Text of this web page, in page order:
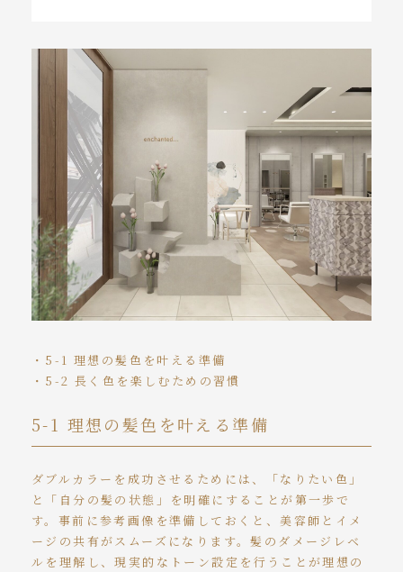
・5-1 理想の髪色を叶える準備
・5-2 長く色を楽しむための習慣
5-1 理想の髪色を叶える準備
ダブルカラーを成功させるためには、「なりたい色」
と「自分の髪の状態」を明確にすることが第一歩で
す。事前に参考画像を準備しておくと、美容師とイメ
ージの共有がスムーズになります。髪のダメージレベ
ルを理解し、現実的なトーン設定を行うことが理想の